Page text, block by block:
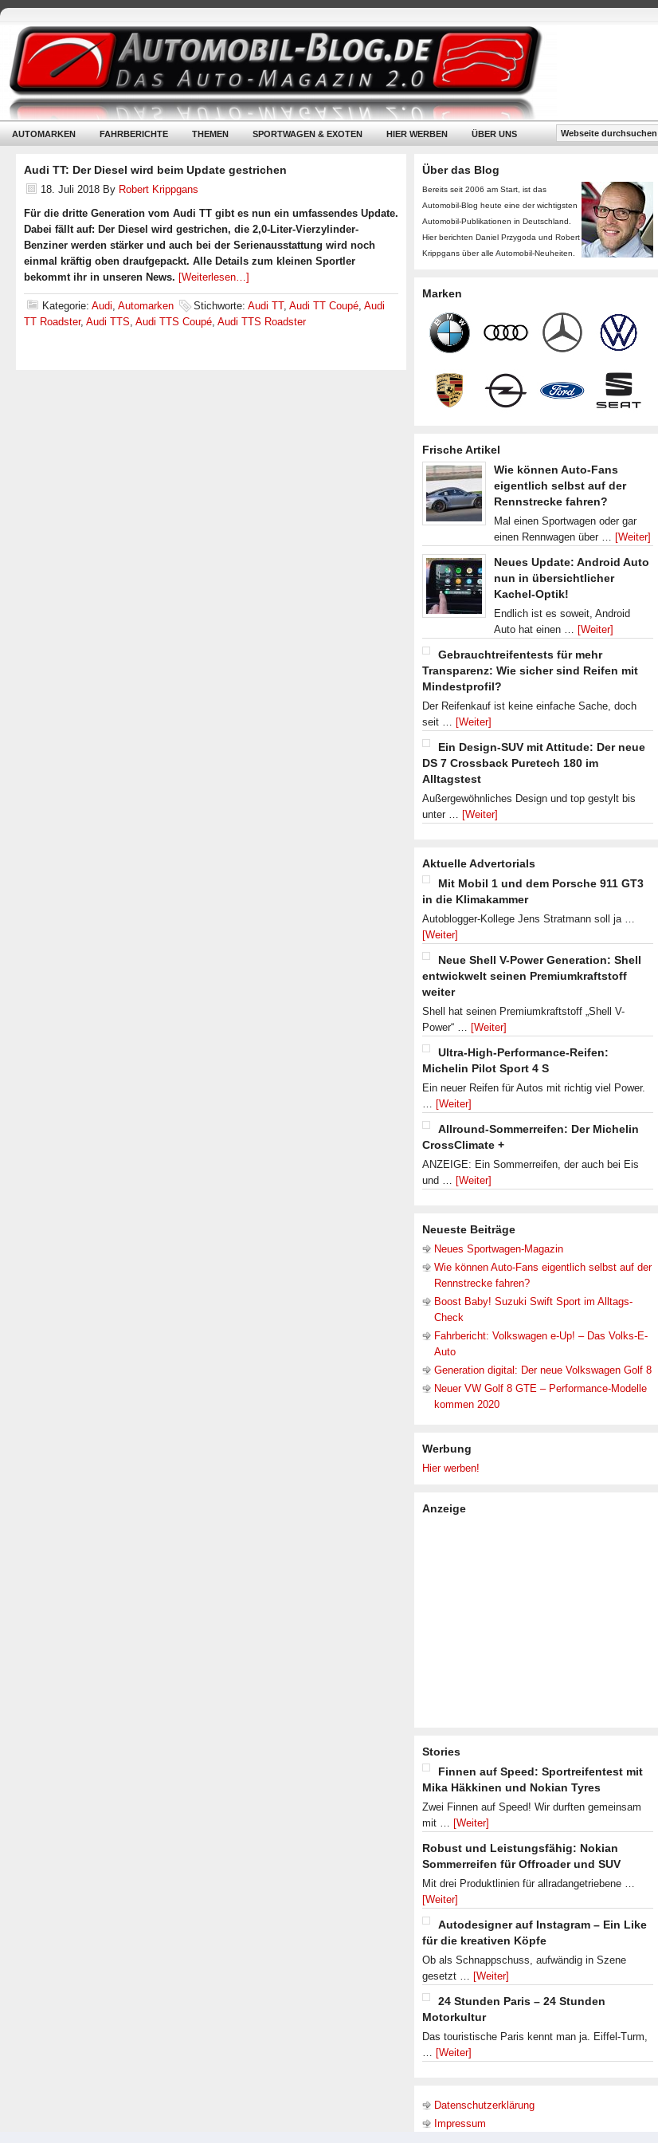
AUTOMARKEN FAHRBERICHTE THEMEN SPORTWAGEN & EXOTEN HIER WERBEN ÜBER UNS
Audi TT: Der Diesel wird beim Update gestrichen
18. Juli 2018 By Robert Krippgans
Für die dritte Generation vom Audi TT gibt es nun ein umfassendes Update.
Dabei fällt auf: Der Diesel wird gestrichen, die 2,0-Liter-Vierzylinder-
Benziner werden stärker und auch bei der Serienausstattung wird noch
einmal kräftig oben draufgepackt. Alle Details zum kleinen Sportler
bekommt ihr in unseren News. [Weiterlesen…]
Kategorie: Audi, Automarken Stichworte: Audi TT, Audi TT Coupé, Audi
TT Roadster, Audi TTS, Audi TTS Coupé, Audi TTS Roadster
Über das Blog
Bereits seit 2006 am Start, ist das
Automobil-Blog heute eine der wichtigsten
Automobil-Publikationen in Deutschland.
Hier berichten Daniel Przygoda und Robert
Krippgans über alle Automobil-Neuheiten.
Marken
Frische Artikel
Wie können Auto-Fans
eigentlich selbst auf der
Rennstrecke fahren?
Mal einen Sportwagen oder gar
einen Rennwagen über … [Weiter]
Neues Update: Android Auto
nun in übersichtlicher
Kachel-Optik!
Endlich ist es soweit, Android
Auto hat einen … [Weiter]
Gebrauchtreifentests für mehr
Transparenz: Wie sicher sind Reifen mit
Mindestprofil?
Der Reifenkauf ist keine einfache Sache, doch
seit … [Weiter]
Ein Design-SUV mit Attitude: Der neue
DS 7 Crossback Puretech 180 im
Alltagstest
Außergewöhnliches Design und top gestylt bis
unter … [Weiter]
Aktuelle Advertorials
Mit Mobil 1 und dem Porsche 911 GT3
in die Klimakammer
Autoblogger-Kollege Jens Stratmann soll ja …
[Weiter]
Neue Shell V-Power Generation: Shell
entwickwelt seinen Premiumkraftstoff
weiter
Shell hat seinen Premiumkraftstoff „Shell V-
Power“ … [Weiter]
Ultra-High-Performance-Reifen:
Michelin Pilot Sport 4 S
Ein neuer Reifen für Autos mit richtig viel Power.
… [Weiter]
Allround-Sommerreifen: Der Michelin
CrossClimate +
ANZEIGE: Ein Sommerreifen, der auch bei Eis
und … [Weiter]
Neueste Beiträge
Neues Sportwagen-Magazin
Wie können Auto-Fans eigentlich selbst auf der
Rennstrecke fahren?
Boost Baby! Suzuki Swift Sport im Alltags-
Check
Fahrbericht: Volkswagen e-Up! – Das Volks-E-
Auto
Generation digital: Der neue Volkswagen Golf 8
Neuer VW Golf 8 GTE – Performance-Modelle
kommen 2020
Werbung
Hier werben!
Anzeige
Stories
Finnen auf Speed: Sportreifentest mit
Mika Häkkinen und Nokian Tyres
Zwei Finnen auf Speed! Wir durften gemeinsam
mit … [Weiter]
Robust und Leistungsfähig: Nokian
Sommerreifen für Offroader und SUV
Mit drei Produktlinien für allradangetriebene …
[Weiter]
Autodesigner auf Instagram – Ein Like
für die kreativen Köpfe
Ob als Schnappschuss, aufwändig in Szene
gesetzt … [Weiter]
24 Stunden Paris – 24 Stunden
Motorkultur
Das touristische Paris kennt man ja. Eiffel-Turm,
… [Weiter]
Datenschutzerklärung
Impressum